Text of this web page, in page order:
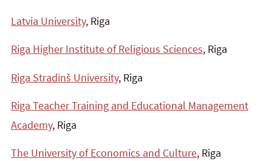
Latvia University, Riga
Riga Higher Institute of Religious Sciences, Riga
Riga Stradinš University, Riga
Riga Teacher Training and Educational Management
Academy, Riga
The University of Economics and Culture, Riga